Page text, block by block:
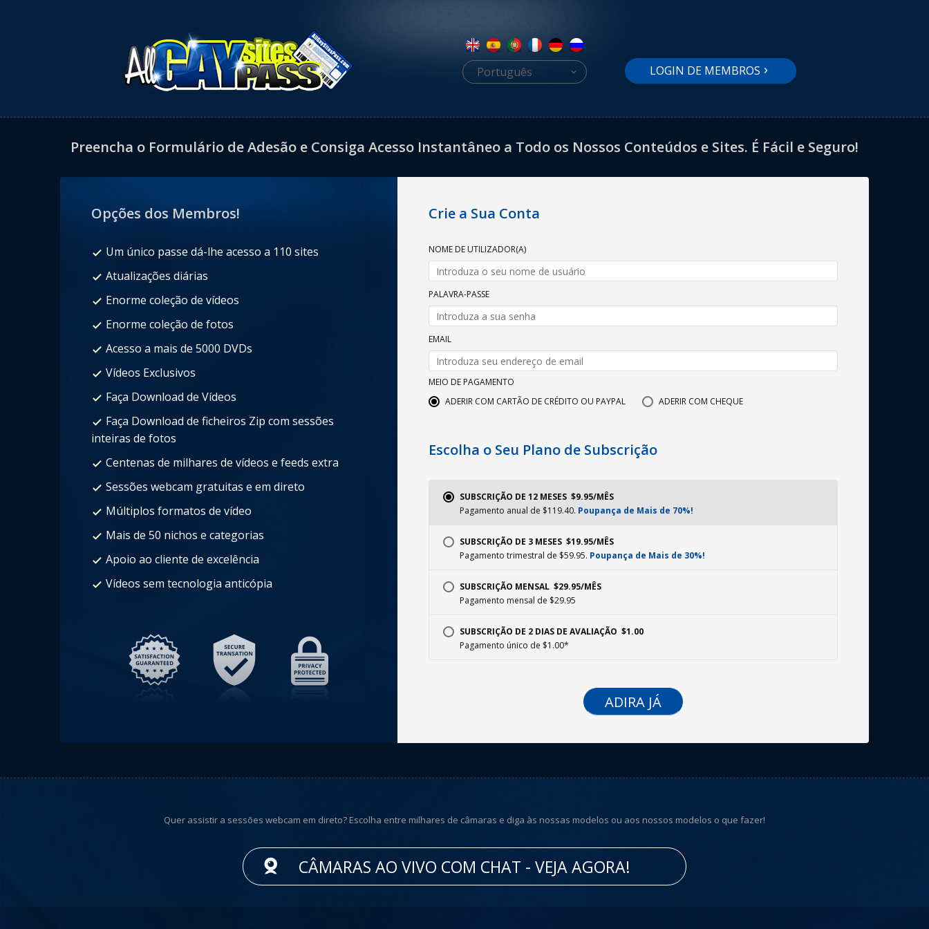
Português LOGIN DE MEMBROS
Preencha o Formulário de Adesão e Consiga Acesso Instantâneo a Todo os Nossos Conteúdos e Sites. É Fácil e Seguro!
Crie a Sua Conta
NOME DE UTILIZADOR(A)
PALAVRA-PASSE
EMAIL
MEIO DE PAGAMENTO
ADERIR COM CARTÃO DE CRÉDITO OU PAYPAL
ADERIR COM CHEQUE
Escolha o Seu Plano de Subscrição
SUBSCRIÇÃO DE 12 MESES  $9.95/MÊS
Pagamento anual de $119.40. Poupança de Mais de 70%!
SUBSCRIÇÃO DE 3 MESES  $19.95/MÊS
Pagamento trimestral de $59.95. Poupança de Mais de 30%!
SUBSCRIÇÃO MENSAL  $29.95/MÊS
Pagamento mensal de $29.95
SUBSCRIÇÃO DE 2 DIAS DE AVALIAÇÃO  $1.00
Pagamento único de $1.00*
ADIRA JÁ
Opções dos Membros!
Um único passe dá-lhe acesso a 110 sites
Atualizações diárias
Enorme coleção de vídeos
Enorme coleção de fotos
Acesso a mais de 5000 DVDs
Vídeos Exclusivos
Faça Download de Vídeos
Faça Download de ficheiros Zip com sessões
inteiras de fotos
Centenas de milhares de vídeos e feeds extra
Sessões webcam gratuitas e em direto
Múltiplos formatos de vídeo
Mais de 50 nichos e categorias
Apoio ao cliente de excelência
Vídeos sem tecnologia anticópia
Quer assistir a sessões webcam em direto? Escolha entre milhares de câmaras e diga às nossas modelos ou aos nossos modelos o que fazer!
CÂMARAS AO VIVO COM CHAT - VEJA AGORA!